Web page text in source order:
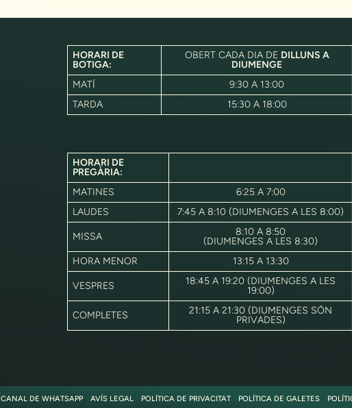
HORARI DE
BOTIGA:
OBERT CADA DIA DE DILLUNS A
DIUMENGE
MATÍ
9:30 A 13:00
TARDA
15:30 A 18:00
HORARI DE
PREGÀRIA:
MATINES
6:25 A 7:00
LAUDES
7:45 A 8:10 (DIUMENGES A LES 8:00)
MISSA
8:10 A 8:50
(DIUMENGES A LES 8:30)
HORA MENOR
13:15 A 13:30
VESPRES
18:45 A 19:20 (DIUMENGES A LES
19:00)
COMPLETES
21:15 A 21:30 (DIUMENGES SÓN
PRIVADES)
CANAL DE WHATSAPP AVÍS LEGAL POLÍTICA DE PRIVACITAT POLÍTICA DE GALETES